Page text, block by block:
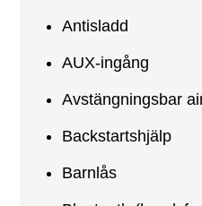
Antisladd
AUX-ingång
Avstängningsbar
Backstartshjälp
Barnlås